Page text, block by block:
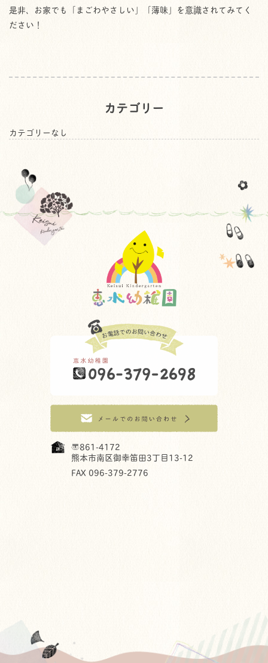
是非、お家でも「まごわやさしい」「薄味」を意識されてみてく
ださい！
カテゴリー
カテゴリーなし
〒861-4172
熊本市南区御幸笛田3丁目13-12
FAX 096-379-2776